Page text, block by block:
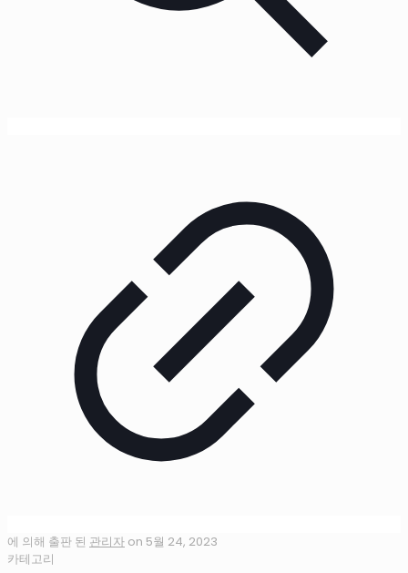
에 의해 출판 된 관리자 on 5월 24, 2023
카테고리